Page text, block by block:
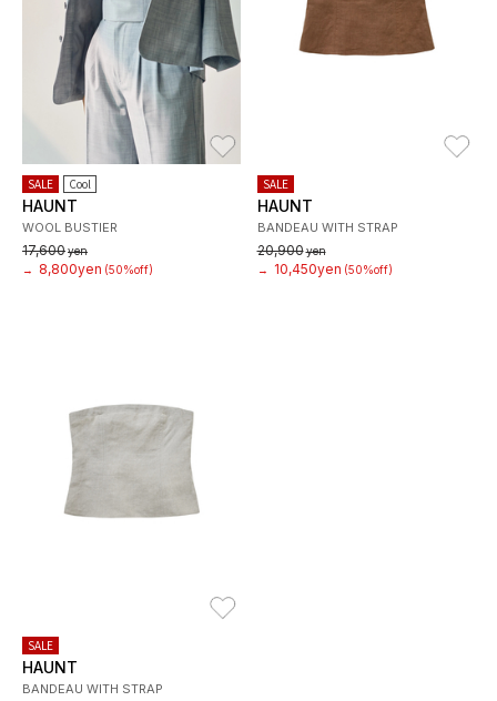
SALE Cool
HAUNT
WOOL BUSTIER
17,600yen
→
8,800yen (50%off)
SALE
HAUNT
BANDEAU WITH STRAP
20,900yen
→
10,450yen (50%off)
SALE
HAUNT
BANDEAU WITH STRAP